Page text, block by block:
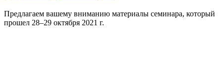
Предлагаем вашему вниманию материалы семинара, который
прошел 28–29 октября 2021 г.